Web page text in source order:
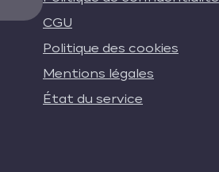
CGU
Politique des cookies
Mentions légales
État du service